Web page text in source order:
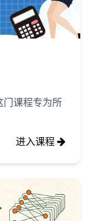
门课程专为所
进入课程